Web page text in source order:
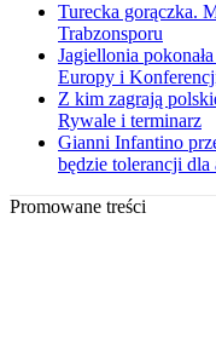
Turecka gorączka.
Trabzonsporu
Jagiellonia
Europy i
Z kim zagrają
Rywale i terminarz
Gianni Infantino
będzie tolerancji dla
Promowane treści